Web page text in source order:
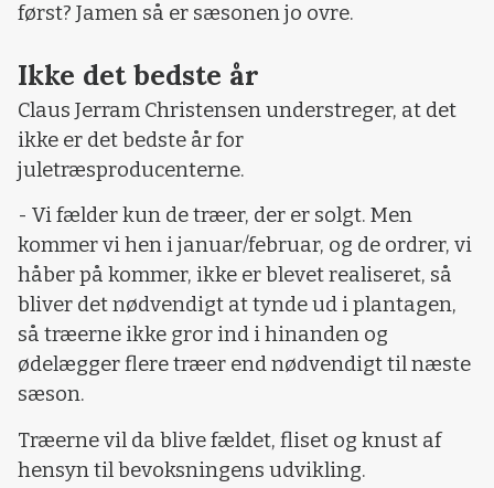
først? Jamen så er sæsonen jo ovre.
Ikke det bedste år
Claus Jerram Christensen understreger, at det
ikke er det bedste år for
juletræsproducenterne.
- Vi fælder kun de træer, der er solgt. Men
kommer vi hen i januar/februar, og de ordrer, vi
håber på kommer, ikke er blevet realiseret, så
bliver det nødvendigt at tynde ud i plantagen,
så træerne ikke gror ind i hinanden og
ødelægger flere træer end nødvendigt til næste
sæson.
Træerne vil da blive fældet, fliset og knust af
hensyn til bevoksningens udvikling.